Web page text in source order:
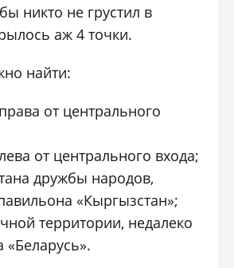
никто не грустил в
аж 4 точки.
найти:
от центрального
от центрального входа;
дружбы народов,
«Кыргызстан»;
территории, недалеко
«Беларусь».